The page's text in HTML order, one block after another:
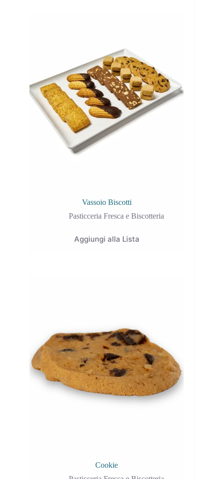
Vassoio Biscotti
Pasticceria Fresca e Biscotteria
Aggiungi alla Lista
Cookie